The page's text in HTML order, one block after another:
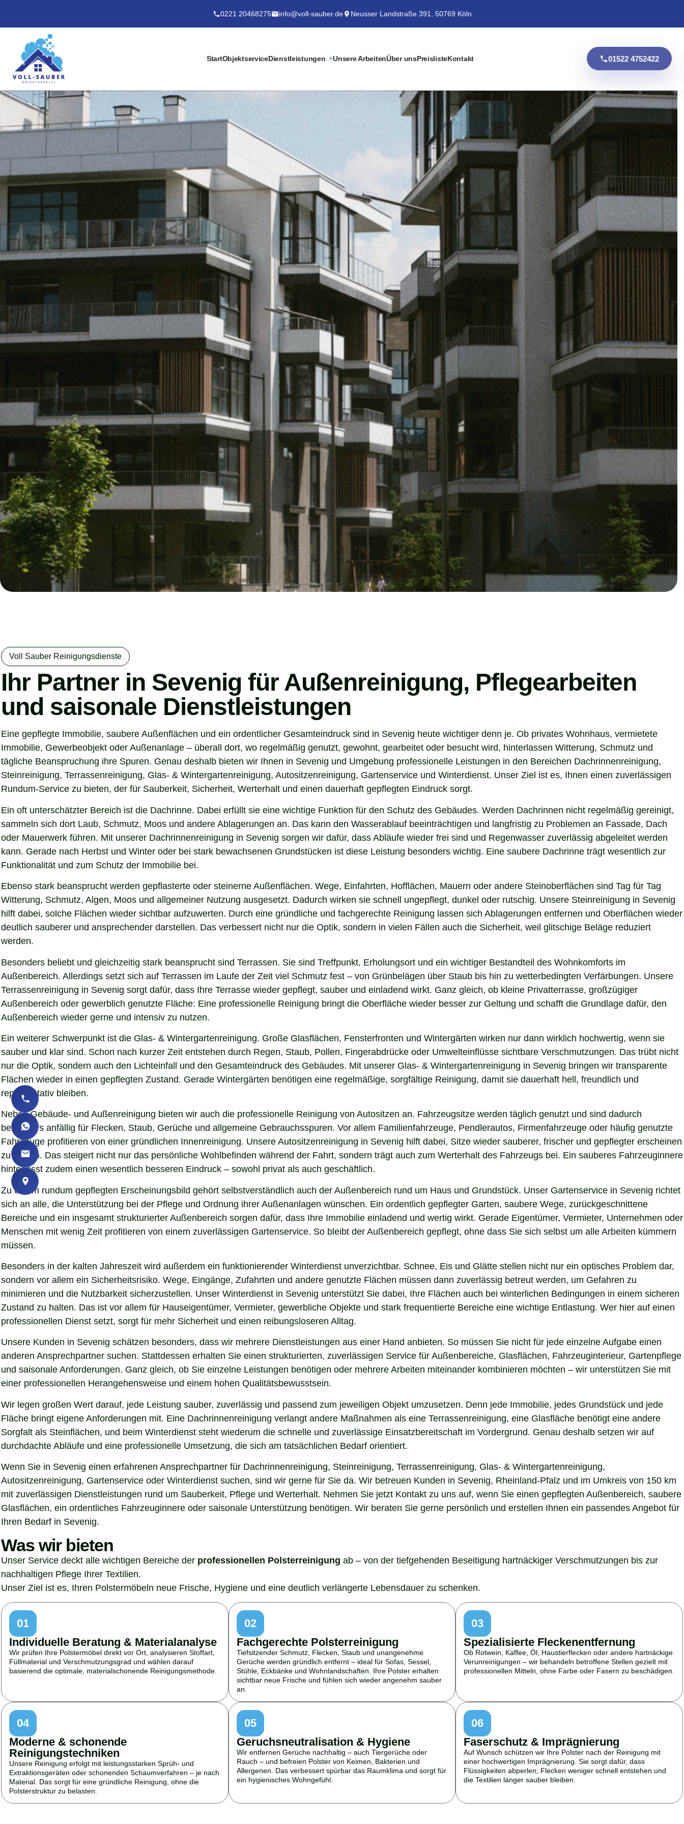
0221 20468275 info@voll-sauber.de Neusser Landstraße 391, 50769 Köln
StartObjektserviceDienstleistungen Unsere ArbeitenÜber unsPreislisteKontakt 01522 4752422
Voll Sauber Reinigungsdienste
Ihr Partner in Sevenig für Außenreinigung, Pflegearbeiten
und saisonale Dienstleistungen
Eine gepflegte Immobilie, saubere Außenflächen und ein ordentlicher Gesamteindruck sind in Sevenig heute wichtiger denn je. Ob privates Wohnhaus, vermietete
Immobilie, Gewerbeobjekt oder Außenanlage – überall dort, wo regelmäßig genutzt, gewohnt, gearbeitet oder besucht wird, hinterlassen Witterung, Schmutz und
tägliche Beanspruchung ihre Spuren. Genau deshalb bieten wir Ihnen in Sevenig und Umgebung professionelle Leistungen in den Bereichen Dachrinnenreinigung,
Steinreinigung, Terrassenreinigung, Glas- & Wintergartenreinigung, Autositzenreinigung, Gartenservice und Winterdienst. Unser Ziel ist es, Ihnen einen zuverlässigen
Rundum-Service zu bieten, der für Sauberkeit, Sicherheit, Werterhalt und einen dauerhaft gepflegten Eindruck sorgt.
Ein oft unterschätzter Bereich ist die Dachrinne. Dabei erfüllt sie eine wichtige Funktion für den Schutz des Gebäudes. Werden Dachrinnen nicht regelmäßig gereinigt,
sammeln sich dort Laub, Schmutz, Moos und andere Ablagerungen an. Das kann den Wasserablauf beeinträchtigen und langfristig zu Problemen an Fassade, Dach
oder Mauerwerk führen. Mit unserer Dachrinnenreinigung in Sevenig sorgen wir dafür, dass Abläufe wieder frei sind und Regenwasser zuverlässig abgeleitet werden
kann. Gerade nach Herbst und Winter oder bei stark bewachsenen Grundstücken ist diese Leistung besonders wichtig. Eine saubere Dachrinne trägt wesentlich zur
Funktionalität und zum Schutz der Immobilie bei.
Ebenso stark beansprucht werden gepflasterte oder steinerne Außenflächen. Wege, Einfahrten, Hofflächen, Mauern oder andere Steinoberflächen sind Tag für Tag
Witterung, Schmutz, Algen, Moos und allgemeiner Nutzung ausgesetzt. Dadurch wirken sie schnell ungepflegt, dunkel oder rutschig. Unsere Steinreinigung in Sevenig
hilft dabei, solche Flächen wieder sichtbar aufzuwerten. Durch eine gründliche und fachgerechte Reinigung lassen sich Ablagerungen entfernen und Oberflächen wieder
deutlich sauberer und ansprechender darstellen. Das verbessert nicht nur die Optik, sondern in vielen Fällen auch die Sicherheit, weil glitschige Beläge reduziert
werden.
Besonders beliebt und gleichzeitig stark beansprucht sind Terrassen. Sie sind Treffpunkt, Erholungsort und ein wichtiger Bestandteil des Wohnkomforts im
Außenbereich. Allerdings setzt sich auf Terrassen im Laufe der Zeit viel Schmutz fest – von Grünbelägen über Staub bis hin zu wetterbedingten Verfärbungen. Unsere
Terrassenreinigung in Sevenig sorgt dafür, dass Ihre Terrasse wieder gepflegt, sauber und einladend wirkt. Ganz gleich, ob kleine Privatterrasse, großzügiger
Außenbereich oder gewerblich genutzte Fläche: Eine professionelle Reinigung bringt die Oberfläche wieder besser zur Geltung und schafft die Grundlage dafür, den
Außenbereich wieder gerne und intensiv zu nutzen.
Ein weiterer Schwerpunkt ist die Glas- & Wintergartenreinigung. Große Glasflächen, Fensterfronten und Wintergärten wirken nur dann wirklich hochwertig, wenn sie
sauber und klar sind. Schon nach kurzer Zeit entstehen durch Regen, Staub, Pollen, Fingerabdrücke oder Umwelteinflüsse sichtbare Verschmutzungen. Das trübt nicht
nur die Optik, sondern auch den Lichteinfall und den Gesamteindruck des Gebäudes. Mit unserer Glas- & Wintergartenreinigung in Sevenig bringen wir transparente
Flächen wieder in einen gepflegten Zustand. Gerade Wintergärten benötigen eine regelmäßige, sorgfältige Reinigung, damit sie dauerhaft hell, freundlich und
repräsentativ bleiben.
Neben Gebäude- und Außenreinigung bieten wir auch die professionelle Reinigung von Autositzen an. Fahrzeugsitze werden täglich genutzt und sind dadurch
besonders anfällig für Flecken, Staub, Gerüche und allgemeine Gebrauchsspuren. Vor allem Familienfahrzeuge, Pendlerautos, Firmenfahrzeuge oder häufig genutzte
Fahrzeuge profitieren von einer gründlichen Innenreinigung. Unsere Autositzenreinigung in Sevenig hilft dabei, Sitze wieder sauberer, frischer und gepflegter erscheinen
zu lassen. Das steigert nicht nur das persönliche Wohlbefinden während der Fahrt, sondern trägt auch zum Werterhalt des Fahrzeugs bei. Ein sauberes Fahrzeuginnere
hinterlässt zudem einen wesentlich besseren Eindruck – sowohl privat als auch geschäftlich.
Zu einem rundum gepflegten Erscheinungsbild gehört selbstverständlich auch der Außenbereich rund um Haus und Grundstück. Unser Gartenservice in Sevenig richtet
sich an alle, die Unterstützung bei der Pflege und Ordnung ihrer Außenanlagen wünschen. Ein ordentlich gepflegter Garten, saubere Wege, zurückgeschnittene
Bereiche und ein insgesamt strukturierter Außenbereich sorgen dafür, dass Ihre Immobilie einladend und wertig wirkt. Gerade Eigentümer, Vermieter, Unternehmen oder
Menschen mit wenig Zeit profitieren von einem zuverlässigen Gartenservice. So bleibt der Außenbereich gepflegt, ohne dass Sie sich selbst um alle Arbeiten kümmern
müssen.
Besonders in der kalten Jahreszeit wird außerdem ein funktionierender Winterdienst unverzichtbar. Schnee, Eis und Glätte stellen nicht nur ein optisches Problem dar,
sondern vor allem ein Sicherheitsrisiko. Wege, Eingänge, Zufahrten und andere genutzte Flächen müssen dann zuverlässig betreut werden, um Gefahren zu
minimieren und die Nutzbarkeit sicherzustellen. Unser Winterdienst in Sevenig unterstützt Sie dabei, Ihre Flächen auch bei winterlichen Bedingungen in einem sicheren
Zustand zu halten. Das ist vor allem für Hauseigentümer, Vermieter, gewerbliche Objekte und stark frequentierte Bereiche eine wichtige Entlastung. Wer hier auf einen
professionellen Dienst setzt, sorgt für mehr Sicherheit und einen reibungsloseren Alltag.
Unsere Kunden in Sevenig schätzen besonders, dass wir mehrere Dienstleistungen aus einer Hand anbieten. So müssen Sie nicht für jede einzelne Aufgabe einen
anderen Ansprechpartner suchen. Stattdessen erhalten Sie einen strukturierten, zuverlässigen Service für Außenbereiche, Glasflächen, Fahrzeuginterieur, Gartenpflege
und saisonale Anforderungen. Ganz gleich, ob Sie einzelne Leistungen benötigen oder mehrere Arbeiten miteinander kombinieren möchten – wir unterstützen Sie mit
einer professionellen Herangehensweise und einem hohen Qualitätsbewusstsein.
Wir legen großen Wert darauf, jede Leistung sauber, zuverlässig und passend zum jeweiligen Objekt umzusetzen. Denn jede Immobilie, jedes Grundstück und jede
Fläche bringt eigene Anforderungen mit. Eine Dachrinnenreinigung verlangt andere Maßnahmen als eine Terrassenreinigung, eine Glasfläche benötigt eine andere
Sorgfalt als Steinflächen, und beim Winterdienst steht wiederum die schnelle und zuverlässige Einsatzbereitschaft im Vordergrund. Genau deshalb setzen wir auf
durchdachte Abläufe und eine professionelle Umsetzung, die sich am tatsächlichen Bedarf orientiert.
Wenn Sie in Sevenig einen erfahrenen Ansprechpartner für Dachrinnenreinigung, Steinreinigung, Terrassenreinigung, Glas- & Wintergartenreinigung,
Autositzenreinigung, Gartenservice oder Winterdienst suchen, sind wir gerne für Sie da. Wir betreuen Kunden in Sevenig, Rheinland-Pfalz und im Umkreis von 150 km
mit zuverlässigen Dienstleistungen rund um Sauberkeit, Pflege und Werterhalt. Nehmen Sie jetzt Kontakt zu uns auf, wenn Sie einen gepflegten Außenbereich, saubere
Glasflächen, ein ordentliches Fahrzeuginnere oder saisonale Unterstützung benötigen. Wir beraten Sie gerne persönlich und erstellen Ihnen ein passendes Angebot für
Ihren Bedarf in Sevenig.
Was wir bieten
Unser Service deckt alle wichtigen Bereiche der professionellen Polsterreinigung ab – von der tiefgehenden Beseitigung hartnäckiger Verschmutzungen bis zur
nachhaltigen Pflege Ihrer Textilien.
Unser Ziel ist es, Ihren Polstermöbeln neue Frische, Hygiene und eine deutlich verlängerte Lebensdauer zu schenken.
01
Individuelle Beratung & Materialanalyse
Wir prüfen Ihre Polstermöbel direkt vor Ort, analysieren Stoffart,
Füllmaterial und Verschmutzungsgrad und wählen darauf
basierend die optimale, materialschonende Reinigungsmethode.
02
Fachgerechte Polsterreinigung
Tiefsitzender Schmutz, Flecken, Staub und unangenehme
Gerüche werden gründlich entfernt – ideal für Sofas, Sessel,
Stühle, Eckbänke und Wohnlandschaften. Ihre Polster erhalten
sichtbar neue Frische und fühlen sich wieder angenehm sauber
an.
03
Spezialisierte Fleckenentfernung
Ob Rotwein, Kaffee, Öl, Haustierflecken oder andere hartnäckige
Verunreinigungen – wir behandeln betroffene Stellen gezielt mit
professionellen Mitteln, ohne Farbe oder Fasern zu beschädigen.
04
Moderne & schonende
Reinigungstechniken
Unsere Reinigung erfolgt mit leistungsstarken Sprüh- und
Extraktionsgeräten oder schonenden Schaumverfahren – je nach
Material. Das sorgt für eine gründliche Reinigung, ohne die
Polsterstruktur zu belasten.
05
Geruchsneutralisation & Hygiene
Wir entfernen Gerüche nachhaltig – auch Tiergerüche oder
Rauch – und befreien Polster von Keimen, Bakterien und
Allergenen. Das verbessert spürbar das Raumklima und sorgt für
ein hygienisches Wohngefühl.
06
Faserschutz & Imprägnierung
Auf Wunsch schützen wir Ihre Polster nach der Reinigung mit
einer hochwertigen Imprägnierung. Sie sorgt dafür, dass
Flüssigkeiten abperlen, Flecken weniger schnell entstehen und
die Textilien länger sauber bleiben.